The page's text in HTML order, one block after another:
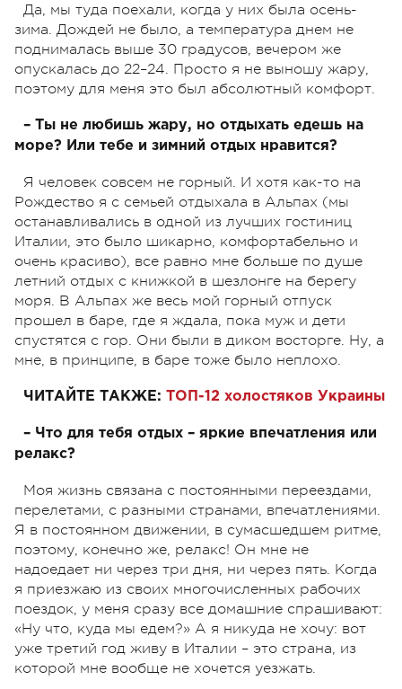
Да, мы туда поехали, когда у них была осень-
зима. Дождей не было, а температура днем не
поднималась выше 30 градусов, вечером же
опускалась до 22–24. Просто я не выношу жару,
поэтому для меня это был абсолютный комфорт.
– Ты не любишь жару, но отдыхать едешь на
море? Или тебе и зимний отдых нравится?
Я человек совсем не горный. И хотя как-то на
Рождество я с семьей отдыхала в Альпах (мы
останавливались в одной из лучших гостиниц
Италии, это было шикарно, комфортабельно и
очень красиво), все равно мне больше по душе
летний отдых с книжкой в шезлонге на берегу
моря. В Альпах же весь мой горный отпуск
прошел в баре, где я ждала, пока муж и дети
спустятся с гор. Они были в диком восторге. Ну, а
мне, в принципе, в баре тоже было неплохо.
ЧИТАЙТЕ ТАКЖЕ: ТОП-12 холостяков Украины
– Что для тебя отдых – яркие впечатления или
релакс?
Моя жизнь связана с постоянными переездами,
перелетами, с разными странами, впечатлениями.
Я в постоянном движении, в сумасшедшем ритме,
поэтому, конечно же, релакс! Он мне не
надоедает ни через три дня, ни через пять. Когда
я приезжаю из своих многочисленных рабочих
поездок, у меня сразу все домашние спрашивают:
«Ну что, куда мы едем?» А я никуда не хочу: вот
уже третий год живу в Италии – это страна, из
которой мне вообще не хочется уезжать.